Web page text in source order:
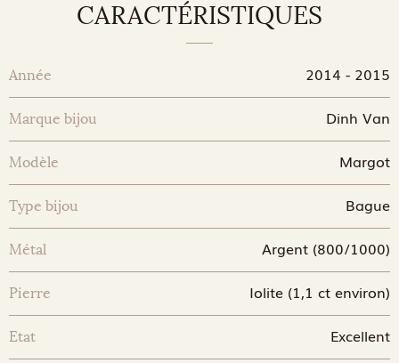
CARACTÉRISTIQUES
Année 2014 - 2015
Marque bijou Dinh Van
Modèle Margot
Type bijou Bague
Métal Argent (800/1000)
Pierre Iolite (1,1 ct environ)
Etat Excellent